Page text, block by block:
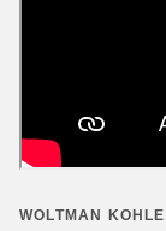
WOLTMAN